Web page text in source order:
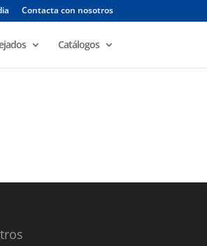
Contacta con nosotros
Catálogos